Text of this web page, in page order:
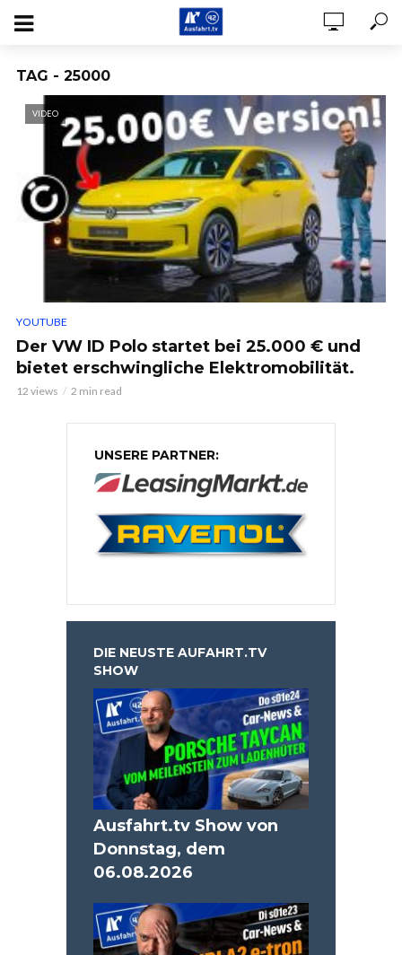
TAG - 25000
VIDEO
YOUTUBE
Der VW ID Polo startet bei 25.000 € und
bietet erschwingliche Elektromobilität.
12 views 2 min read
UNSERE PARTNER:
DIE NEUSTE AUFAHRT.TV
SHOW
Ausfahrt.tv Show von
Donnstag, dem
06.08.2026